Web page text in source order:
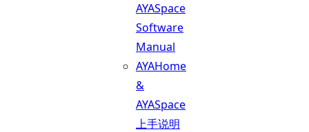
AYASpace
Software
Manual
AYAHome
&
AYASpace
上手说明